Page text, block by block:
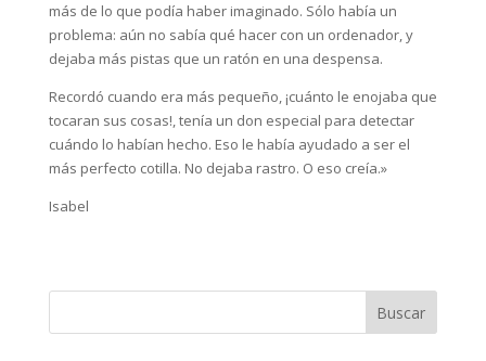
más de lo que podía haber imaginado. Sólo había un
problema: aún no sabía qué hacer con un ordenador, y
dejaba más pistas que un ratón en una despensa.
Recordó cuando era más pequeño, ¡cuánto le enojaba que
tocaran sus cosas!, tenía un don especial para detectar
cuándo lo habían hecho. Eso le había ayudado a ser el
más perfecto cotilla. No dejaba rastro. O eso creía.»
Isabel